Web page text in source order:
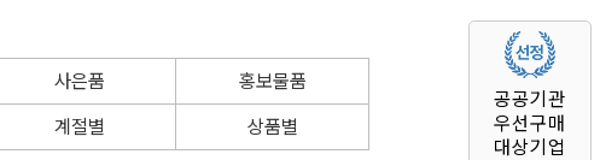
공공기관
우선구매
대상기업
사은품
홍보물품
계절별 상품별